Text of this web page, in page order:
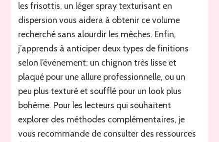
les frisottis, un léger spray texturisant en
dispersion vous aidera à obtenir ce volume
recherché sans alourdir les mèches. Enfin,
j’apprends à anticiper deux types de finitions
selon l’événement: un chignon très lisse et
plaqué pour une allure professionnelle, ou un
peu plus texturé et soufflé pour un look plus
bohème. Pour les lecteurs qui souhaitent
explorer des méthodes complémentaires, je
vous recommande de consulter des ressources